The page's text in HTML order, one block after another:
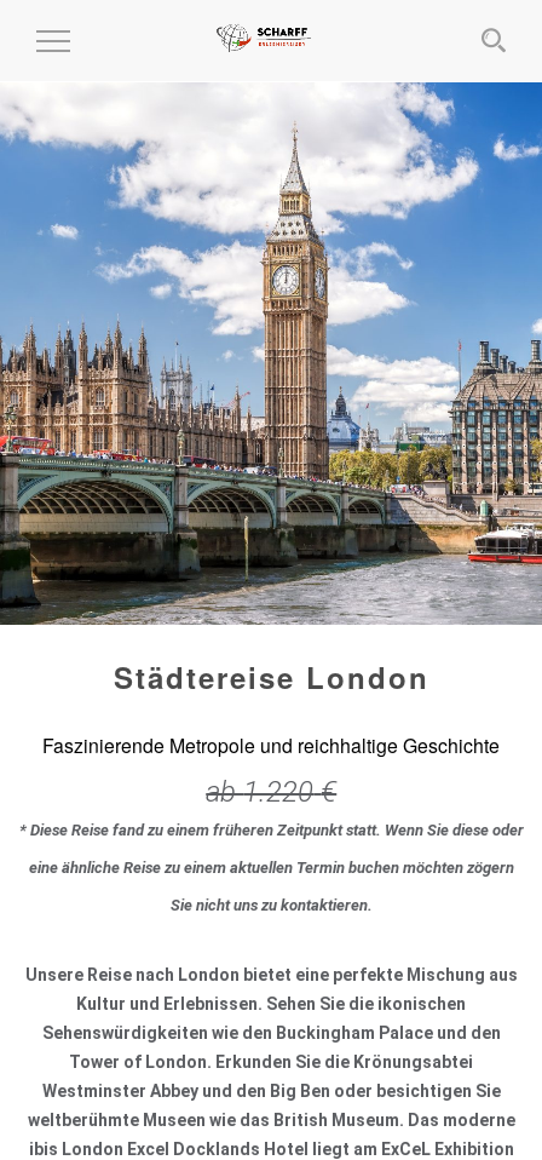
MENÜ
AUSKLAPPEN
Städtereise London
Faszinierende Metropole und reichhaltige Geschichte
ab1.220 €
* Diese Reise fand zu einem früheren Zeitpunkt statt. Wenn Sie diese oder
eine ähnliche Reise zu einem aktuellen Termin buchen möchten zögern
Sie nicht uns zu kontaktieren.
Unsere Reise nach London bietet eine perfekte Mischung aus
Kultur und Erlebnissen. Sehen Sie die ikonischen
Sehenswürdigkeiten wie den Buckingham Palace und den
Tower of London. Erkunden Sie die Krönungsabtei
Westminster Abbey und den Big Ben oder besichtigen Sie
weltberühmte Museen wie das British Museum. Das moderne
ibis London Excel Docklands Hotel liegt am ExCeL Exhibition